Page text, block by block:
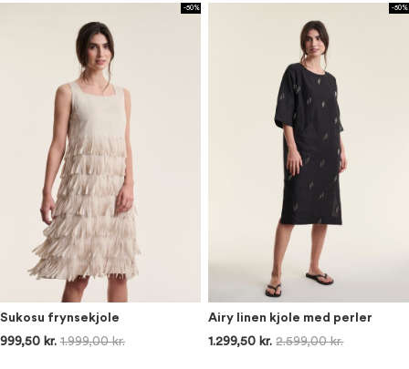
-50%
Sukosu frynsekjole
999,50 kr. 1.999,00 kr.
-50%
Airy linen kjole med perler
1.299,50 kr. 2.599,00 kr.